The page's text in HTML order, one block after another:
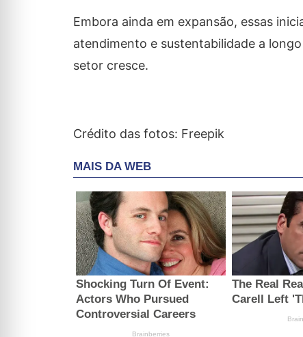
Embora ainda em expansão, essas
atendimento e sustentabilidade a
setor cresce.
Crédito das fotos: Freepik